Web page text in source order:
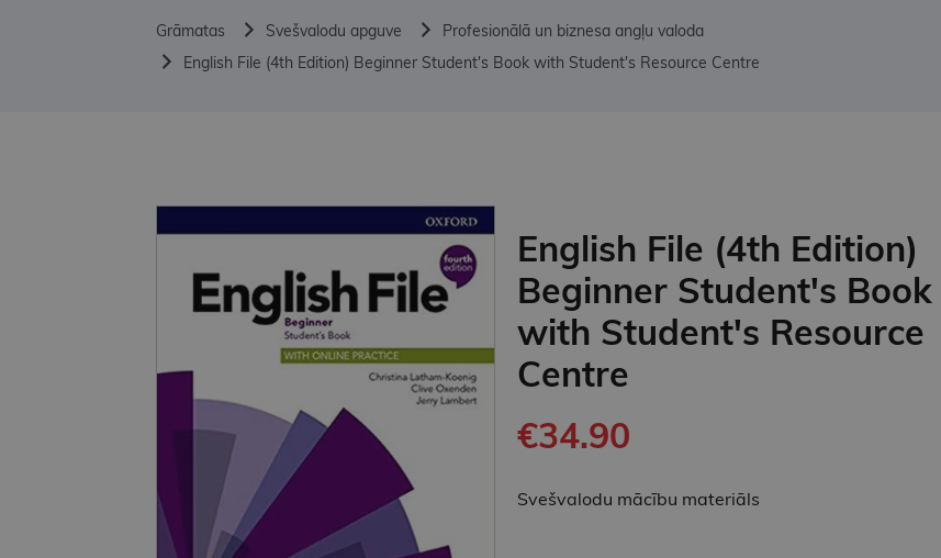
Grāmatas Svešvalodu apguve
Profesionālā un biznesa angļu valoda
English File (4th Edition) Beginner Student's Book with Student's Resource Centre
English File (4th Edition)
Beginner Student's Book
with Student's Resource
Centre
€34.90
Svešvalodu mācību materiāls